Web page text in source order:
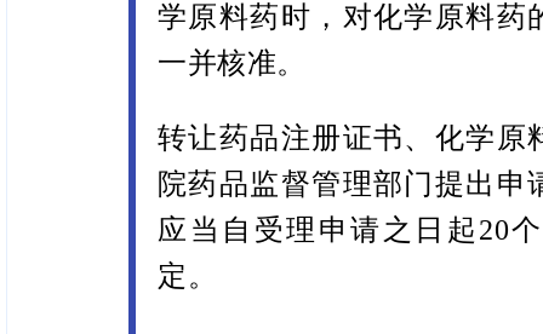
学原料药时，对化学原料药
一并核准。
转让药品注册证书、化学原
院药品监督管理部门提出
应当自受理申请之日起20
定。